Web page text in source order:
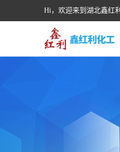
Hi，欢迎来到湖北鑫红